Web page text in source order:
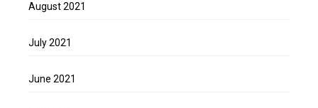
August 2021
July 2021
June 2021